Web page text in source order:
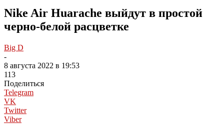
Nike Air Huarache выйдут в простой
черно-белой расцветке
Big D
-
8 августа 2022 в 19:53
113
Поделиться
Telegram
VK
Twitter
Viber